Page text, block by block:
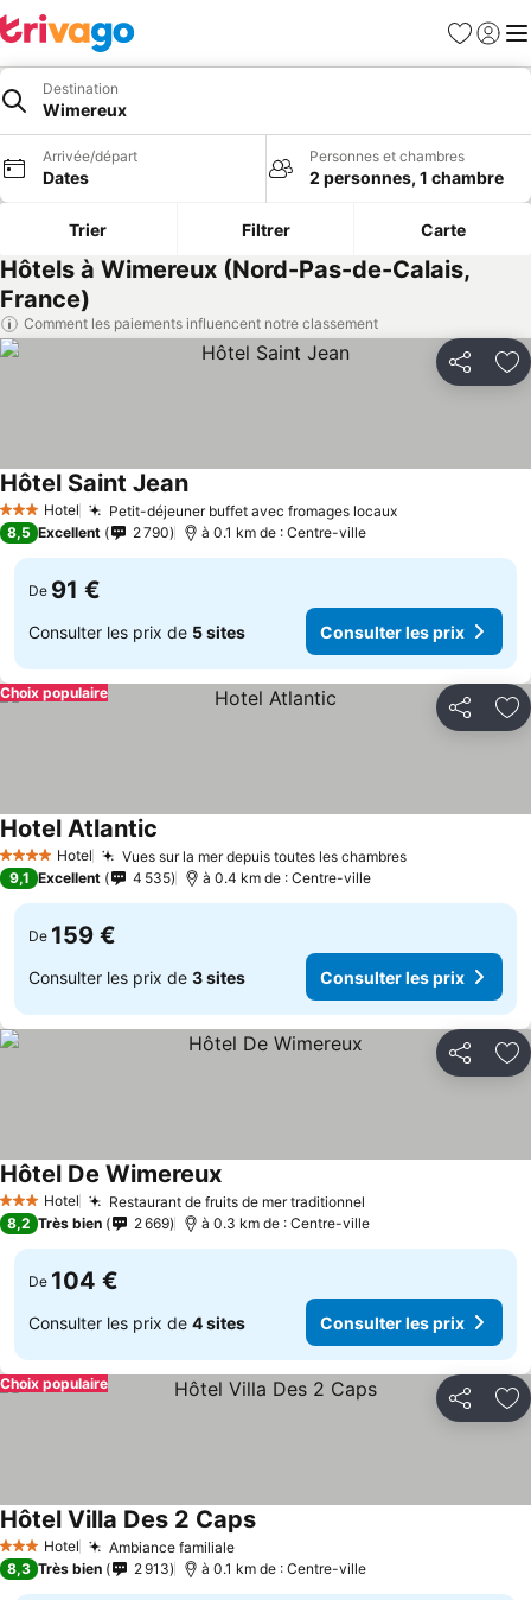
Favoris
Se
Destination
Wimereux
Arrivée/départ
Dates
Personnes et chambres
2 personnes, 1 chambre
Trier Filtrer Carte
Hôtels à Wimereux (Nord-Pas-de-Calais,
France)
Comment les paiements influencent notre classement
Partager
3 ÉtoilesHotel Petit-déjeuner buffet avec fromages locaux
Hôtel Saint Jean
8,5 Excellent 2 790 à 0.1 km de : Centre-ville
De 91 €
Consulter les prix de 5 sites Consulter les prix
Partager
Choix populaire
4 Étoiles Hotel Vues sur la mer depuis toutes les chambres
Hotel Atlantic
9,1 Excellent 4 535 à 0.4 km de : Centre-ville
De 159 €
Consulter les prix de 3 sites Consulter les prix
Partager
3 ÉtoilesHotel Restaurant de fruits de mer traditionnel
Hôtel De Wimereux
8,2 Très bien 2 669 à 0.3 km de : Centre-ville
De 104 €
Consulter les prix de 4 sites Consulter les prix
Partager
Choix populaire
3 ÉtoilesHotel Ambiance familiale
Hôtel Villa Des 2 Caps
8,3 Très bien 2 913 à 0.1 km de : Centre-ville